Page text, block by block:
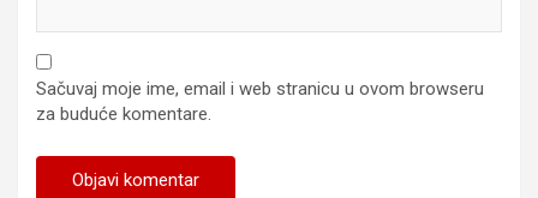
Sačuvaj moje ime, email i web stranicu u ovom browseru
za buduće komentare.